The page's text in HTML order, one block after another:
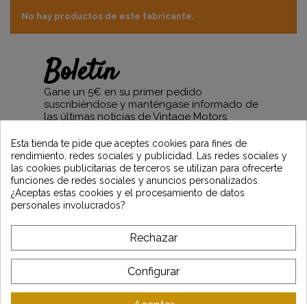
No hay productos de este fabricante.
Boletín
Gane un 5€ en su primer pedido
suscribiéndose y manténgase informado de
las últimas noticias de Vintage Motors
*Dès 99€ d'achat. En vous abonnant à notre newsletter, vous reconnaissez avoir pris
connaissance de notre politique de gestion des données personnelles et vous
l'acceptez.
SERVICIO AL CLIENTE
ÚLTIMAS NOTICIAS
Esta tienda te pide que aceptes cookies para fines de
rendimiento, redes sociales y publicidad. Las redes sociales y
las cookies publicitarias de terceros se utilizan para ofrecerte
funciones de redes sociales y anuncios personalizados.
¿Aceptas estas cookies y el procesamiento de datos
personales involucrados?
Rechazar
Configurar